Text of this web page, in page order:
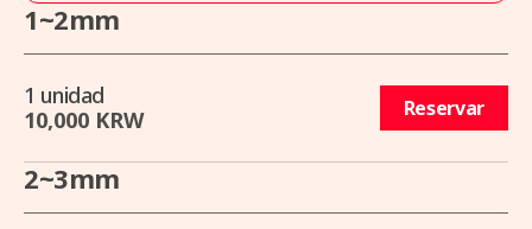
1~2mm
1 unidad
10,000 KRW
Reservar
2~3mm